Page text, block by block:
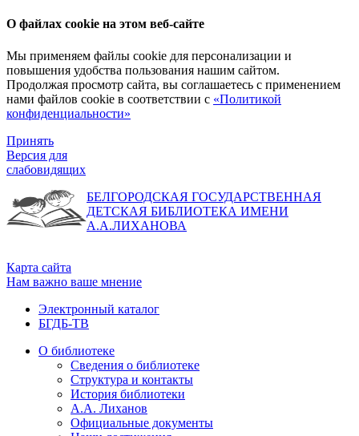
О файлах cookie на этом веб-сайте
Мы применяем файлы cookie для персонализации и
повышения удобства пользования нашим сайтом.
Продолжая просмотр сайта, вы соглашаетесь с применением
нами файлов cookie в соответствии с «Политикой
конфиденциальности»
Принять
Версия для
слабовидящих
БЕЛГОРОДСКАЯ ГОСУДАРСТВЕННАЯ
ДЕТСКАЯ БИБЛИОТЕКА ИМЕНИ
А.А.ЛИХАНОВА
Карта сайта
Нам важно ваше мнение
Электронный каталог
БГДБ-ТВ
О библиотеке
Сведения о библиотеке
Структура и контакты
История библиотеки
А.А. Лиханов
Официальные документы